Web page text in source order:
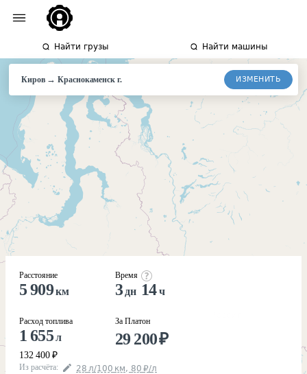
Найти грузы Найти машины
Киров→Краснокаменск г. ИЗМЕНИТЬ
Расстояние
5 909км
Расход топлива
1 655л
132 400 ₽
Время
3 дн 14ч
За Платон
29 200₽
Из расчёта: 28 л/100 км, 80 ₽/л